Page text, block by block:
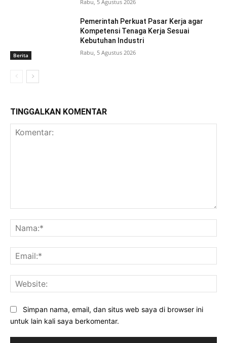
Rabu, 5 Agustus 2026
Berita
Pemerintah Perkuat Pasar Kerja agar
Kompetensi Tenaga Kerja Sesuai
Kebutuhan Industri
Rabu, 5 Agustus 2026
TINGGALKAN KOMENTAR
Simpan nama, email, dan situs web saya di browser ini
untuk lain kali saya berkomentar.